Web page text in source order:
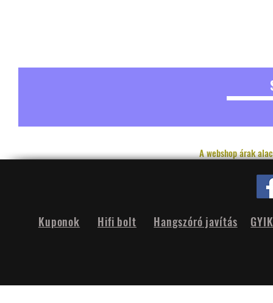
A webshop árak
Hifi bolt
Kuponok Hangszóró javítás GYIK